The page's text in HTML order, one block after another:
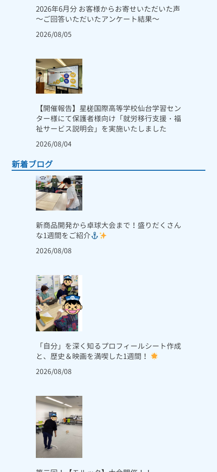
2026年6月分 お客様からお寄せいただいた声
～ご回答いただいたアンケート結果～
2026/08/05
【開催報告】星槎国際高等学校仙台学習セン
ター様にて保護者様向け「就労移行支援・福
祉サービス説明会」を実施いたしました
2026/08/04
新着ブログ
新商品開発から卓球大会まで！盛りだくさん
な1週間をご紹介
2026/08/08
「自分」を深く知るプロフィールシート作成
と、歴史＆映画を満喫した1週間！
2026/08/08